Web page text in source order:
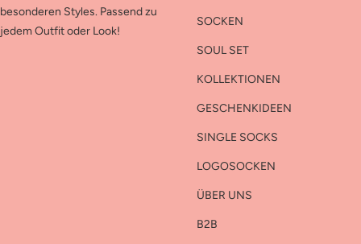
besonderen Styles. Passend zu
jedem Outfit oder Look!
SOCKEN
SOUL SET
KOLLEKTIONEN
GESCHENKIDEEN
SINGLE SOCKS
LOGOSOCKEN
ÜBER UNS
B2B